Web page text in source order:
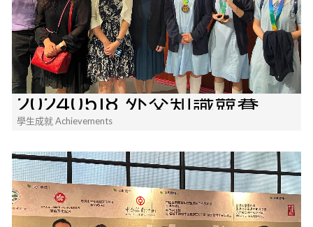
20240518 外交知識競賽
學生成就 Achievements